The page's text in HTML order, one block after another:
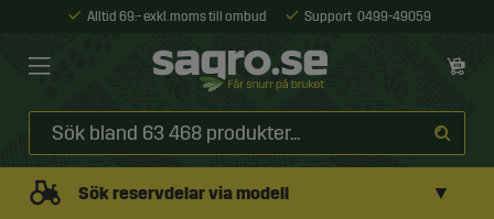
Alltid 69:- exkl. moms till ombud Support 0499-49059
Sök reservdelar via modell ▼